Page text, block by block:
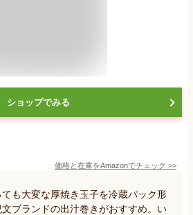
ショップでみる
価格と在庫をAmazonでチェック >>
も大変な厚焼き玉子を冷蔵パック形
ブランドの出汁巻きがおすすめ。い